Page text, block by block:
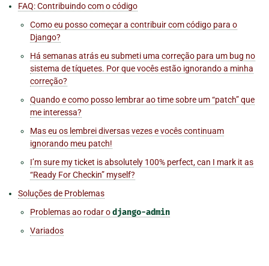
FAQ: Contribuindo com o código
Como eu posso começar a contribuir com código para o
Django?
Há semanas atrás eu submeti uma correção para um bug no
sistema de tíquetes. Por que vocês estão ignorando a minha
correção?
Quando e como posso lembrar ao time sobre um “patch” que
me interessa?
Mas eu os lembrei diversas vezes e vocês continuam
ignorando meu patch!
I’m sure my ticket is absolutely 100% perfect, can I mark it as
“Ready For Checkin” myself?
Soluções de Problemas
Problemas ao rodar odjango-admin
Variados